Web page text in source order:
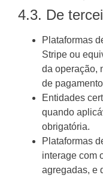
4.3. De
Plataformas
Stripe ou
da operação,
de
Entidades
quando
obrigatória.
Plataformas
interage com
agregadas, e